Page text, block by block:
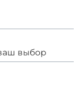
выбор